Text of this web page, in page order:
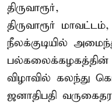
திருவாரூர்,
திருவாரூர்
நீலக்குடியில்
பல்கலைக்கழகத்தின்
விழாவில் கலந்து
ஜனாதிபதி